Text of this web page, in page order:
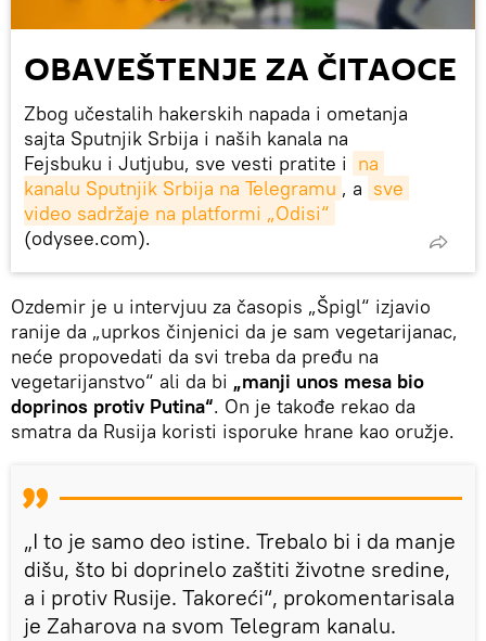
OBAVEŠTENJE ZA ČITAOCE
Zbog učestalih hakerskih napada i ometanja
sajta Sputnjik Srbija i naših kanala na
Fejsbuku i Jutjubu, sve vesti pratite i na
kanalu Sputnjik Srbija na Telegramu , a sve
video sadržaje na platformi „Odisi“
(odysee.com).
Ozdemir je u intervjuu za časopis „Špigl“ izjavio
ranije da „uprkos činjenici da je sam vegetarijanac,
neće propovedati da svi treba da pređu na
vegetarijanstvo“ ali da bi „manji unos mesa bio
doprinos protiv Putina“. On je takođe rekao da
smatra da Rusija koristi isporuke hrane kao oružje.
„I to je samo deo istine. Trebalo bi i da manje
dišu, što bi doprinelo zaštiti životne sredine,
a i protiv Rusije. Takoreći“, prokomentarisala
je Zaharova na svom Telegram kanalu.